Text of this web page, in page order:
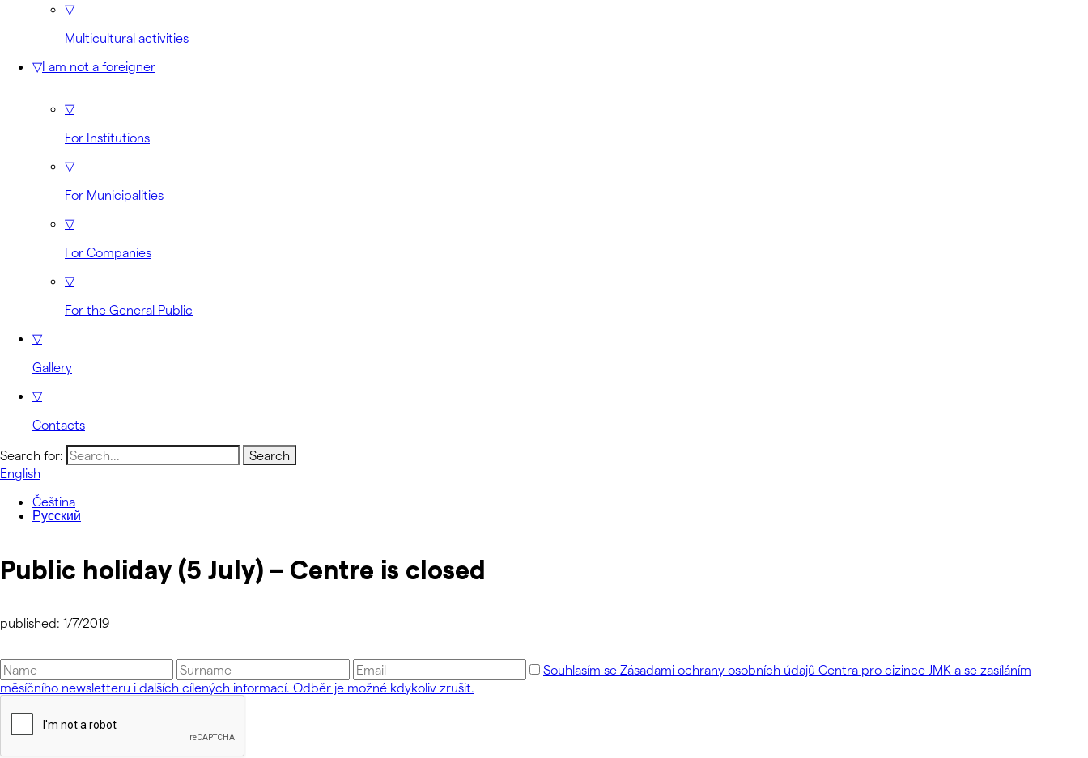
▽
Multicultural activities
▽I am not a foreigner
▽
For Institutions
▽
For Municipalities
▽
For Companies
▽
For the General Public
▽
Gallery
▽
Contacts
Search for:
English
Čeština
Русский
Public holiday (5 July) – Centre is closed
published: 1/7/2019
Souhlasím se Zásadami ochrany osobních údajů Centra pro cizince JMK a se zasíláním
měsíčního newsletteru i dalších cílených informací. Odběr je možné kdykoliv zrušit.